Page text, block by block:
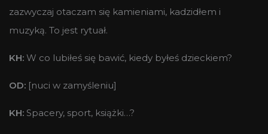
zazwyczaj otaczam się kamieniami, kadzidłem i
muzyką. To jest rytuał.
KH: W co lubiłeś się bawić, kiedy byłeś dzieckiem?
OD: [nuci w zamyśleniu]
KH: Spacery, sport, książki…?